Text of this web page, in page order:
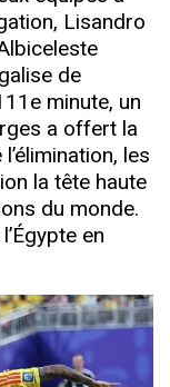
Lisandro
de
minute, un
a offert la
les
la tête haute
du monde.
en